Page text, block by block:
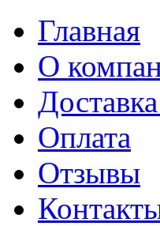
Главная
О
Оплата
Отзывы